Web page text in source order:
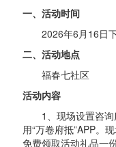
一、活动时间
2026年6月16日
二、活动地点
福春七社区
活动内容
1、现场设置咨询
用“万卷府抵”APP。
免费领取活动礼品一份